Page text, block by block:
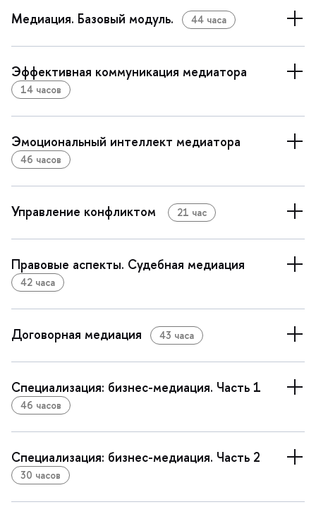
Медиация. Базовый модуль. 44 часа
Эффективная коммуникация медиатора
14 часо
Эмоциональный интеллект медиатора
46 часо
Управление конфликтом 21 час
Правовые аспекты. Судебная медиация
42 часа
Договорная медиация 43 часа
Специализация: бизнес-медиация. Часть 1
46 часо
Специализация: бизнес-медиация. Часть 2
30 часо